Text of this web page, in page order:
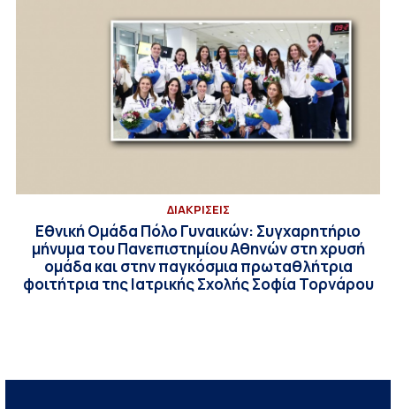
ΔΙΑΚΡΙΣΕΙΣ
Εθνική Ομάδα Πόλο Γυναικών: Συγχαρητήριο
μήνυμα του Πανεπιστημίου Αθηνών στη χρυσή
ομάδα και στην παγκόσμια πρωταθλήτρια
φοιτήτρια της Ιατρικής Σχολής Σοφία Τορνάρου